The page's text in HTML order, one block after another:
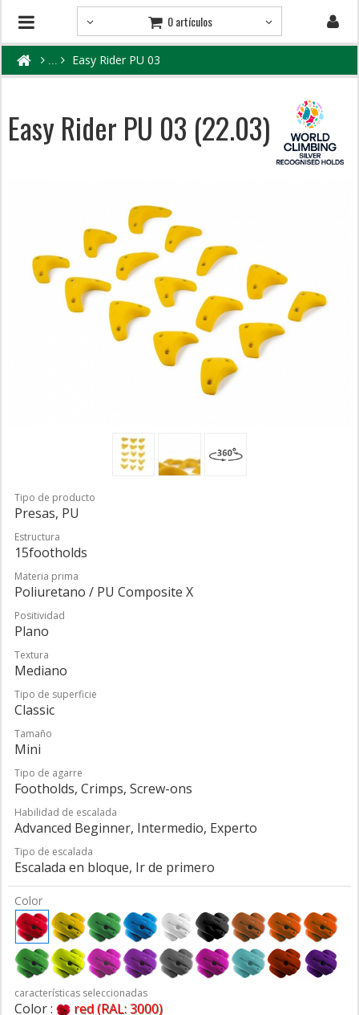
0 artículos
Easy Rider PU 03
Easy Rider PU 03 (22.03)
Tipo de producto
Presas, PU
Estructura
15footholds
Materia prima
Poliuretano / PU Composite X
Positividad
Plano
Textura
Mediano
Tipo de superficie
Classic
Tamaño
Mini
Tipo de agarre
Footholds, Crimps, Screw-ons
Habilidad de escalada
Advanced Beginner, Intermedio, Experto
Tipo de escalada
Escalada en bloque, Ir de primero
Color
características seleccionadas
Color : red (RAL: 3000)